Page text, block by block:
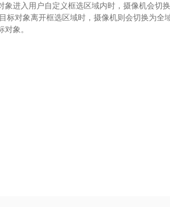
象进入用户自定义框选区域内时，摄像机会切
标对象离开框选区域时，摄像机则会切换为全
对象。